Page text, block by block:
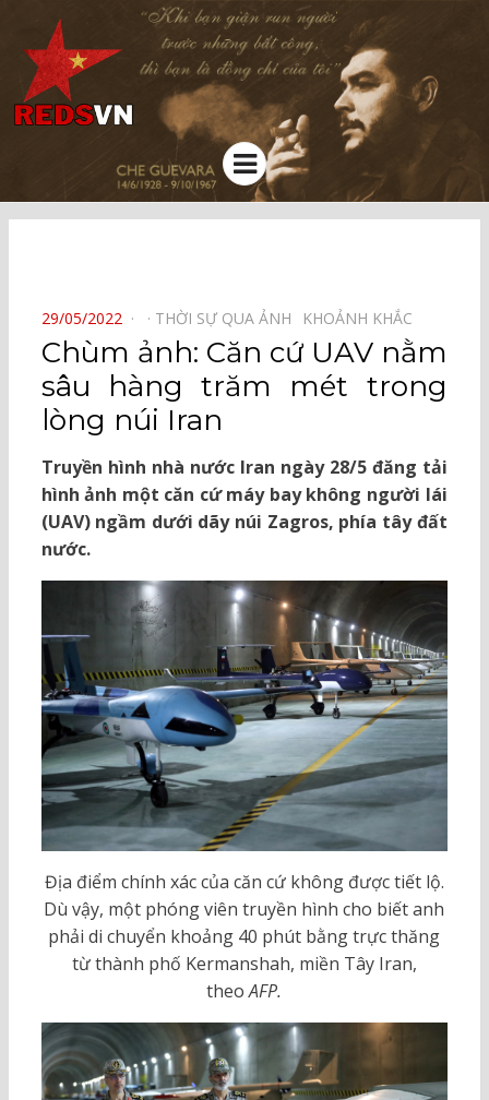
Kênh chia sẻ tri thức cộng đồng
Menu
POSTED
ON
29/05/2022 THỜI SỰ QUA ẢNH⠀ KHOẢNH KHẮC⠀
Chùm ảnh: Căn cứ UAV nằm
sâu hàng trăm mét trong
lòng núi Iran
Truyền hình nhà nước Iran ngày 28/5 đăng tải
hình ảnh một căn cứ máy bay không người lái
(UAV) ngầm dưới dãy núi Zagros, phía tây đất
nước.
Địa điểm chính xác của căn cứ không được tiết lộ.
Dù vậy, một phóng viên truyền hình cho biết anh
phải di chuyển khoảng 40 phút bằng trực thăng
từ thành phố Kermanshah, miền Tây Iran,
theoAFP.